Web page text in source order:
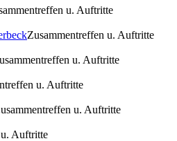
u. Auftritte
Zusammentreffen u. Auftritte
u. Auftritte
u. Auftritte
u. Auftritte
Auftritte